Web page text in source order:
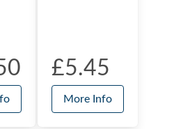
£5.45
More Info